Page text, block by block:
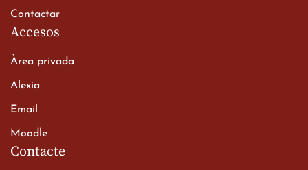
a les ciutats imperials
19 de març de 2026
Contacte
Contactar
Accesos
Àrea privada
Alexia
Email
Moodle